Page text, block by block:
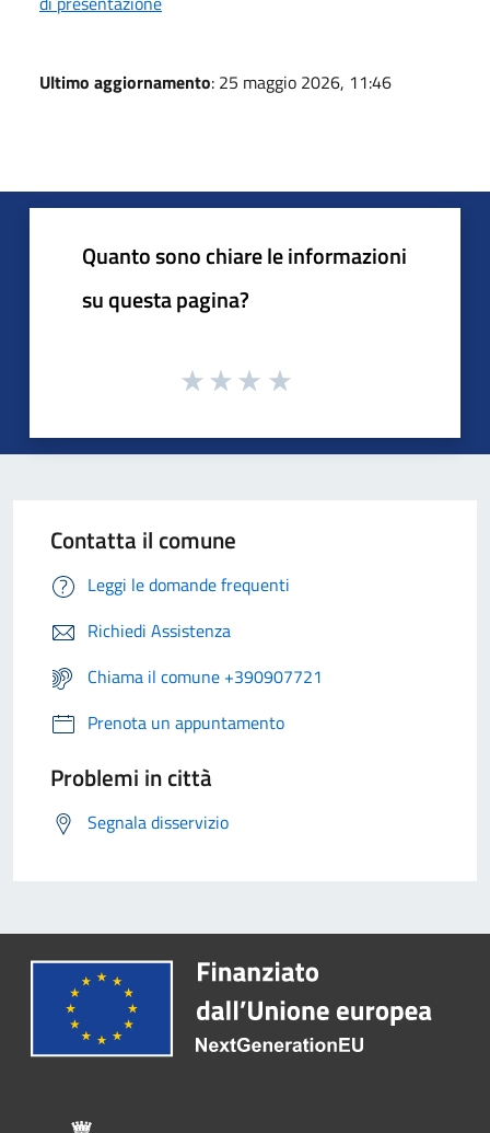
Ultimo aggiornamento: 25 maggio 2026, 11:46
Quanto sono chiare le informazioni
su questa pagina?
Contatta il comune
Leggi le domande frequenti
Richiedi Assistenza
Chiama il comune +390907721
Prenota un appuntamento
Problemi in città
Segnala disservizio